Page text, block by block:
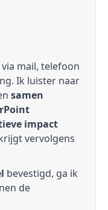
via mail, telefoon
Ik luister naar
samen
impact
vervolgens
bevestigd, ga ik
de